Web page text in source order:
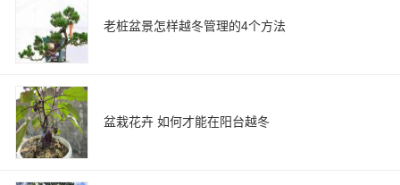
老桩盆景怎样越冬管理的4个方法
盆栽花卉 如何才能在阳台越冬